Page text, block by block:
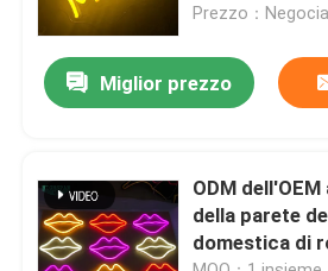
Richieda una citazione
segno della lettera 3d
Segno della lettera di Manica
Segno retroilluminato della
Prezzo：
Miglior prezzo
ODM
della parete
domestica di